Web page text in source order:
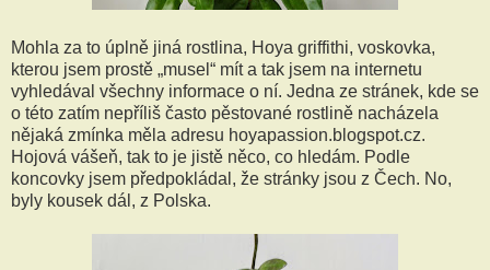
Mohla za to úplně jiná rostlina, Hoya griffithi, voskovka,
kterou jsem prostě „musel“ mít a tak jsem na internetu
vyhledával všechny informace o ní. Jedna ze stránek, kde se
o této zatím nepříliš často pěstované rostlině nacházela
nějaká zmínka měla adresu hoyapassion.blogspot.cz.
Hojová vášeň, tak to je jistě něco, co hledám. Podle
koncovky jsem předpokládal, že stránky jsou z Čech. No,
byly kousek dál, z Polska.